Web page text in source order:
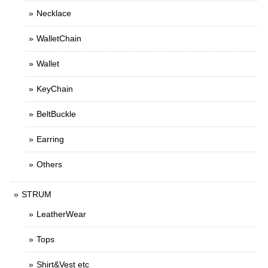
Necklace
WalletChain
Wallet
KeyChain
BeltBuckle
Earring
Others
STRUM
LeatherWear
Tops
Shirt&Vest etc